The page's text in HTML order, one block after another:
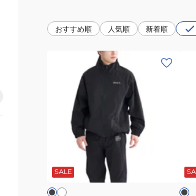
おすすめ順 人気順 新着順
NYLON
ト
BF042755
SALE
ズ
BLK
ブ
ラ
ク